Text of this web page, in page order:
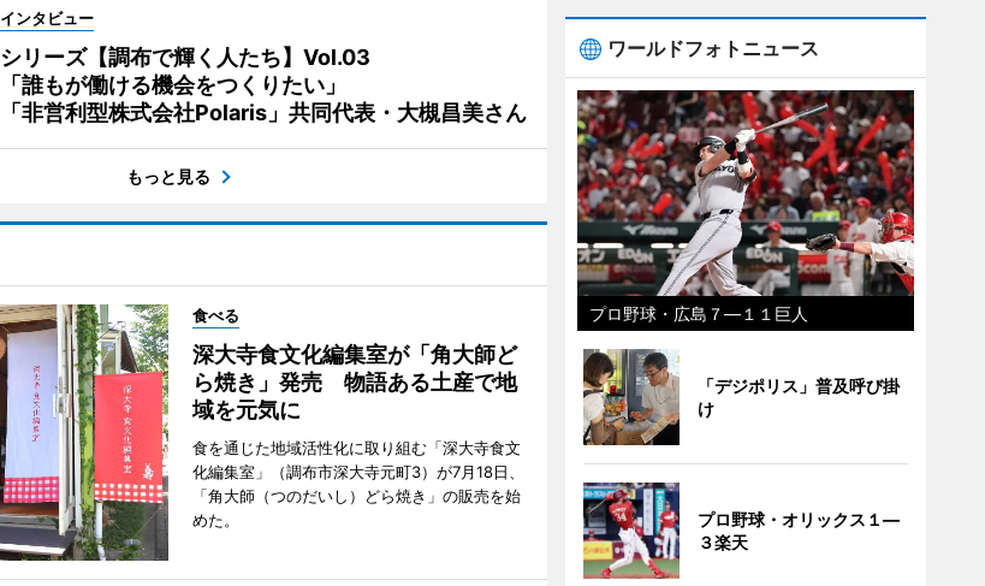
インタビュー
シリーズ【調布で輝く人たち】Vol.03
「誰もが働ける機会をつくりたい」
「非営利型株式会社Polaris」共同代表・大槻昌美さん
もっと見る
食べる
深大寺食文化編集室が「角大師ど
ら焼き」発売 物語ある土産で地
域を元気に
食を通じた地域活性化に取り組む「深大寺食文
化編集室」（調布市深大寺元町3）が7月18日、
「角大師（つのだいし）どら焼き」の販売を始
めた。
ワールドフォトニュース
プロ野球・広島７―１１巨人
「デジポリス」普及呼び掛
け
プロ野球・オリックス１―
３楽天